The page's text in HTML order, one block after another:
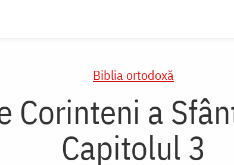
Biblia ortodoxă
Corinteni a
Capitolul 3